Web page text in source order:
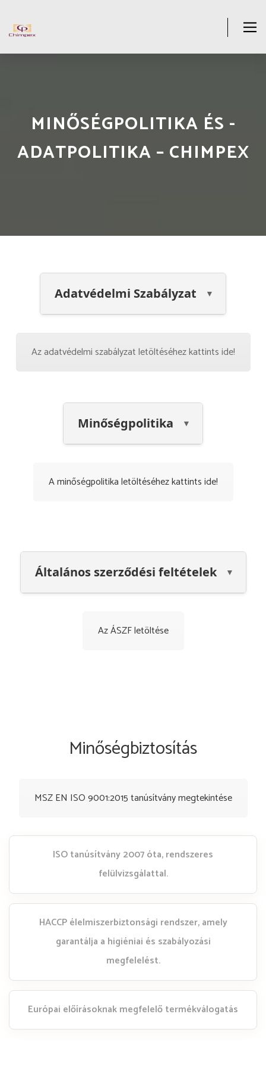
MINŐSÉGPOLITIKA ÉS -
ADATPOLITIKA – CHIMPEX
Adatvédelmi Szabályzat
Az adatvédelmi szabályzat letöltéséhez kattints ide!
Minőségpolitika
A minőségpolitika letöltéséhez kattints ide!
Általános szerződési feltételek
Az ÁSZF letöltése
Minőségbiztosítás
MSZ EN ISO 9001:2015 tanúsítvány megtekintése
ISO tanúsítvány 2007 óta, rendszeres
felülvizsgálattal.
HACCP élelmiszerbiztonsági rendszer, amely
garantálja a higiéniai és szabályozási
megfelelést.
Európai előírásoknak megfelelő termékválogatás